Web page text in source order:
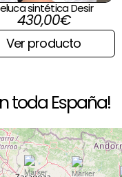
sintética Desir
430,00€
Ver producto
toda España!